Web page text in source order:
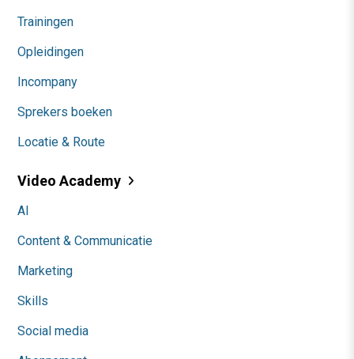
Trainingen
Opleidingen
Incompany
Sprekers boeken
Locatie & Route
Video Academy
AI
Content & Communicatie
Marketing
Skills
Social media